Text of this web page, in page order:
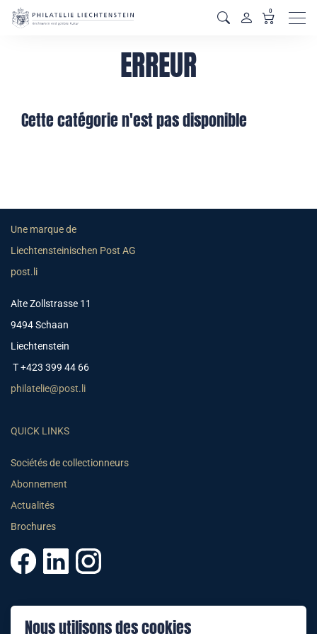
Nous utilisons des cookies
0
ERREUR
Cette catégorie n'est pas disponible
Une marque de
Liechtensteinischen Post AG
post.li
Alte Zollstrasse 11
9494 Schaan
Liechtenstein
T +423 399 44 66
philatelie@post.li
QUICK LINKS
Sociétés de collectionneurs
Abonnement
Actualités
Brochures
© 2025 PHILATELIE LIECHTENSTEIN